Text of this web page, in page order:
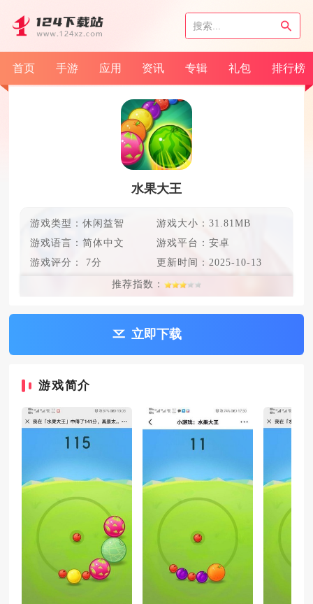
首页 手游 应用 资讯 专辑 礼包 排行榜
水果大王
游戏类型：休闲益智
游戏大小：31.81MB
游戏语言： 简体中文
游戏平台：安卓
游戏评分： 7分 更新时间： 2025-10-13
推荐指数：
立即下载
游戏简介